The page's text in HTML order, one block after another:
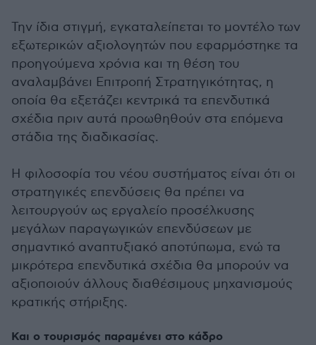
Την ίδια στιγμή, εγκαταλείπεται το μοντέλο των
εξωτερικών αξιολογητών που εφαρμόστηκε τα
προηγούμενα χρόνια και τη θέση του
αναλαμβάνει Επιτροπή Στρατηγικότητας, η
οποία θα εξετάζει κεντρικά τα επενδυτικά
σχέδια πριν αυτά προωθηθούν στα επόμενα
στάδια της διαδικασίας.
Η φιλοσοφία του νέου συστήματος είναι ότι οι
στρατηγικές επενδύσεις θα πρέπει να
λειτουργούν ως εργαλείο προσέλκυσης
μεγάλων παραγωγικών επενδύσεων με
σημαντικό αναπτυξιακό αποτύπωμα, ενώ τα
μικρότερα επενδυτικά σχέδια θα μπορούν να
αξιοποιούν άλλους διαθέσιμους μηχανισμούς
κρατικής στήριξης.
Και ο τουρισμός παραμένει στο κάδρο